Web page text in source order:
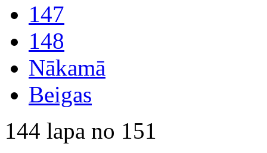
147
148
Nākamā
Beigas
144 lapa no 151